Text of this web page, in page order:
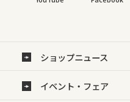
ショップニュース
イベント・フェア